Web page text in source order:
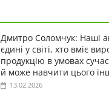
Дмитро Соломчук: Наші
єдині у світі, хто вміє
продукцію в умовах
й може навчити цього
13.02.2026